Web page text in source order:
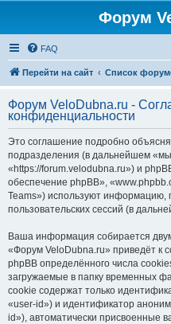
Форум
FAQ
Перейти на сайт Список
Форум VeloDubna.ru -
конфиденциальности
Это соглашение подробно
подразделения (в дальнейшем
«https://forum.velodubna.ru») и
обеспечение phpBB»,
Teams») используют информацию,
пользовательских сессий (в
Ваша информация собирается
«Форум VeloDubna.ru» приведёт к
phpBB определённого числа
загружаемые в папку временных
cookie содержат только
«user-id») и идентификатор
id»), автоматически присвоенные